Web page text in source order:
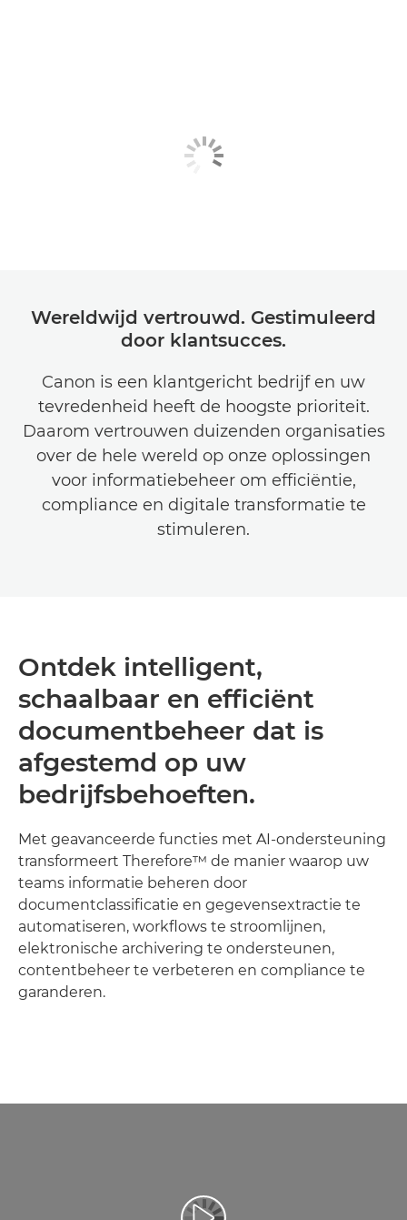
Wereldwijd vertrouwd. Gestimuleerd
door klantsucces.
Canon is een klantgericht bedrijf en uw
tevredenheid heeft de hoogste prioriteit.
Daarom vertrouwen duizenden organisaties
over de hele wereld op onze oplossingen
voor informatiebeheer om efficiëntie,
compliance en digitale transformatie te
stimuleren.
Ontdek intelligent,
schaalbaar en efficiënt
documentbeheer dat is
afgestemd op uw
bedrijfsbehoeften.
Met geavanceerde functies met AI-ondersteuning
transformeert Therefore™ de manier waarop uw
teams informatie beheren door
documentclassificatie en gegevensextractie te
automatiseren, workflows te stroomlijnen,
elektronische archivering te ondersteunen,
contentbeheer te verbeteren en compliance te
garanderen.